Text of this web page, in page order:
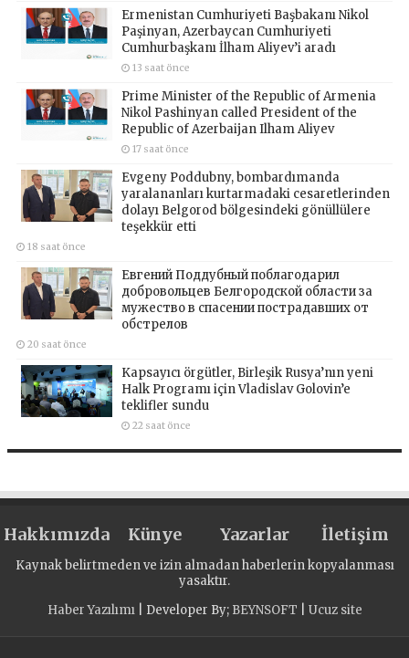
Ermenistan Cumhuriyeti Başbakanı Nikol
Paşinyan, Azerbaycan Cumhuriyeti
Cumhurbaşkanı İlham Aliyev’i aradı
13 saat önce
Prime Minister of the Republic of Armenia
Nikol Pashinyan called President of the
Republic of Azerbaijan Ilham Aliyev
17 saat önce
Evgeny Poddubny, bombardımanda
yaralananları kurtarmadaki cesaretlerinden
dolayı Belgorod bölgesindeki gönüllülere
teşekkür etti
18 saat önce
Евгений Поддубный поблагодарил
добровольцев Белгородской области за
мужество в спасении пострадавших от
обстрелов
20 saat önce
Kapsayıcı örgütler, Birleşik Rusya’nın yeni
Halk Programı için Vladislav Golovin’e
teklifler sundu
22 saat önce
Hakkımızda Künye Yazarlar İletişim
Kaynak belirtmeden ve izin almadan haberlerin kopyalanması
yasaktır.
Haber Yazılımı| Developer By; BEYNSOFT Ucuz site